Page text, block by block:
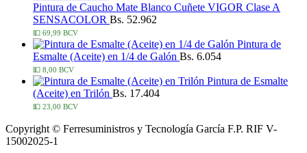
Pintura de Caucho Mate Blanco Cuñete VIGOR Clase A
SENSACOLOR Bs. 52.962
💵 69,99 BCV
Pintura de
Esmalte (Aceite) en 1/4 de Galón Bs. 6.054
💵 8,00 BCV
Pintura de Esmalte
(Aceite) en Trilón Bs. 17.404
💵 23,00 BCV
Copyright © Ferresuministros y Tecnología García F.P. RIF V-
15002025-1